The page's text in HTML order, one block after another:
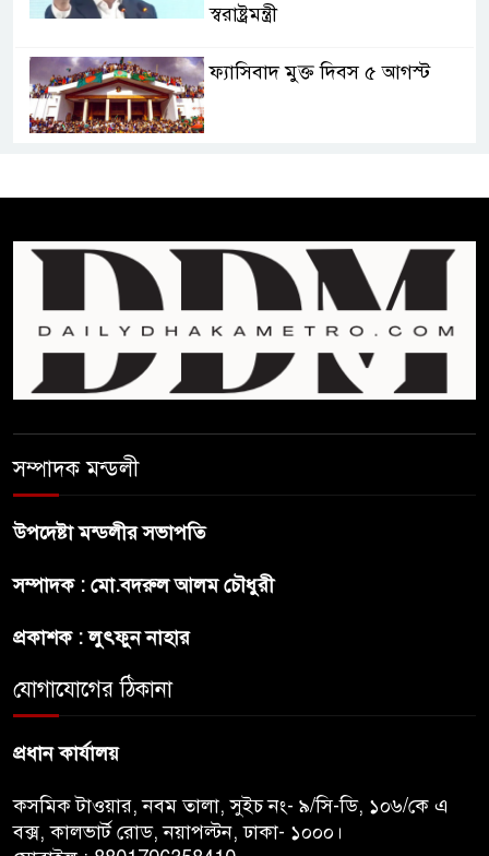
স্বরাষ্ট্রমন্ত্রী
ফ্যাসিবাদ মুক্ত দিবস ৫ আগস্ট
ব্যবস্থা নিবে সরকার : প্রধানমন্ত্রীর
বাংলাদেশে বিনিয়োগ ও দক্ষ শ্রমিক
নিতে আগ্রহী সৌদি আরব
ব্রাজিলের ফুটবলারকে গুলি করে
রাজধানীর উত্তরখানে
পরিচ্ছন্নতাকর্মী-এলাকাবাসীর মধ্যে
সম্পাদক মন্ডলী
উপদেষ্টা মন্ডলীর সভাপতি
সম্পাদক : মো.বদরুল আলম চৌধুরী
প্রকাশক : লুৎফুন নাহার
যোগাযোগের ঠিকানা
প্রধান কার্যালয়
কসমিক টাওয়ার, নবম তালা, সুইচ নং- ৯/সি-ডি, ১০৬/কে এ
বক্স, কালভার্ট রোড, নয়াপল্টন, ঢাকা- ১০০০।